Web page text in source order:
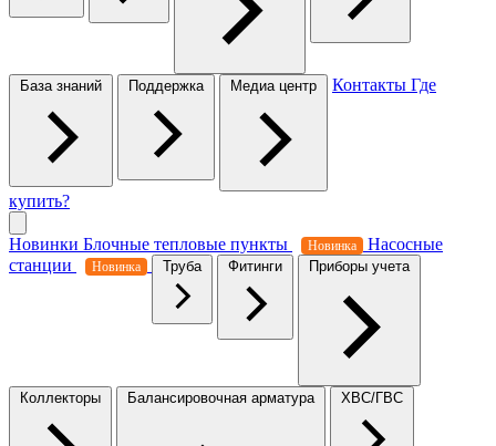
База знаний Поддержка Медиа центр Контакты Где
купить?
Новинки Блочные тепловые пункты Новинка
Насосные
станции
Новинка Труба Фитинги Приборы учета
Коллекторы Балансировочная арматура ХВС/ГВС